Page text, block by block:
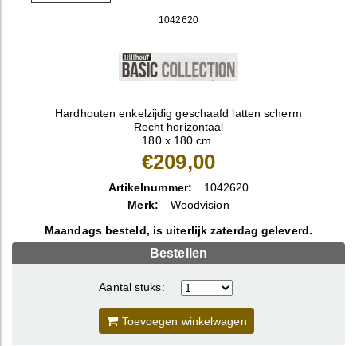
1042620
Hardhouten enkelzijdig geschaafd latten scherm
Recht horizontaal
180 x 180 cm.
€209,00
Artikelnummer:
1042620
Merk:
Woodvision
Maandags besteld, is uiterlijk zaterdag geleverd.
Bestellen
Aantal stuks:
Toevoegen winkelwagen